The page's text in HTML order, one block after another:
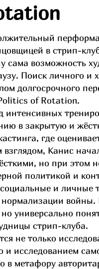
в стрип-
сама возможность
Поиск личного и
долгосрочного
of Rotation.
интенсивных
в закрытую и
где
Канис
но при
политикой и
социальные и
нормализации
но универсально
стрип-клуба.
не только
и исследованием
в метафору